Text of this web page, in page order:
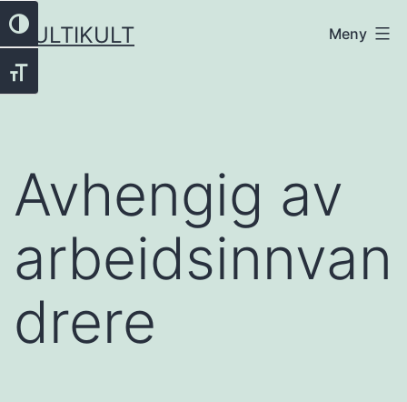
Veksle høykontrast
Veksle skriftstørrelse
Gå
til
innhold
MULTIKULT Meny
Avhengig av
arbeidsinnvan
drere